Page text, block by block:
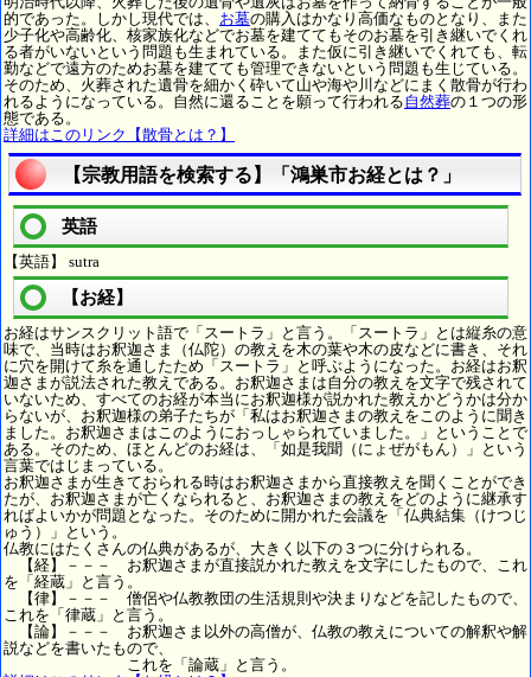
的であった。しかし現代では、 お墓の購入はかなり高価なものとなり、また
少子化や高齢化、核家族化などでお墓を建ててもそのお墓を引き継いでくれ
る者がいないという問題も生まれている。また仮に引き継いでくれても、転
勤などで遠方のためお墓を建てても管理できないという問題も生じている。
そのため、火葬された遺骨を細かく砕いて山や海や川などにまく散骨が行わ
れるようになっている。自然に還ることを願って行われる自然葬の１つの形
態である。
詳細はこのリンク【散骨とは？】
【宗教用語を検索する】「鴻巣市お経とは？」
英語
【英語】 sutra
【お経】
お経はサンスクリット語で「スートラ」と言う。「スートラ」とは縦糸の意
味で、当時はお釈迦さま（仏陀）の教えを木の葉や木の皮などに書き、それ
に穴を開けて糸を通したため「スートラ」と呼ぶようになった。お経はお釈
迦さまが説法された教えである。お釈迦さまは自分の教えを文字で残されて
いないため、すべてのお経が本当にお釈迦様が説かれた教えかどうかは分か
らないが、お釈迦様の弟子たちが「私はお釈迦さまの教えをこのように聞き
ました。お釈迦さまはこのようにおっしゃられていました。」ということで
ある。そのため、ほとんどのお経は、「如是我聞（にょぜがもん）」という
言葉ではじまっている。
お釈迦さまが生きておられる時はお釈迦さまから直接教えを聞くことができ
たが、お釈迦さまが亡くなられると、お釈迦さまの教えをどのように継承す
ればよいかが問題となった。そのために開かれた会議を「仏典結集（けつじ
ゅう）」という。
仏教にはたくさんの仏典があるが、大きく以下の３つに分けられる。
【経】－－－ お釈迦さまが直接説かれた教えを文字にしたもので、これ
を「経蔵」と言う。
【律】－－－ 僧侶や仏教教団の生活規則や決まりなどを記したもので、
これを「律蔵」と言う。
【論】－－－ お釈迦さま以外の高僧が、仏教の教えについての解釈や解
説などを書いたもので、
これを「論蔵」と言う。